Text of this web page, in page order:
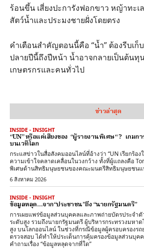
ร้อนขึ้น เสี่ยงปะการังฟอกขาว หญ้าทะเ
สัตว์น้ำและประมงชายฝั่งโดยตรง
คำเตือนสำคัญตอนนี้คือ “น้ำ” ต้องรีบเก็
ปลายปีนี้ถึงปีหน้า น้ำอาจกลายเป็นต้น
เกษตรกรและคนทั่วไป
ข่าวล่าสุด
INSIDE - INSIGHT
“UN” หรือแค่เสียงของ “ผู้รายงานพิเศษ“ ? เกม
บนเวทีโลก
กระแสข่าวในสื่อสังคมออนไลน์ที่อ้างว่า “UN เรียกร้อ
ความเข้าใจคลาดเคลื่อนในวงกว้าง ทั้งที่ผู้แถลงคือ
พิเศษด้านสิทธิมนุษยชนของคณะมนตรีสิทธิมนุษยชนแ
6 สิงหาคม 2026
INSIDE - INSIGHT
ข้อมูลหลุด…จาก“ประชาชน”ถึง “นายกรัฐมนตรี”
การเผยแพร่ข้อมูลส่วนบุคคลและภาพถ่ายบัตรประจำ
ระดับสูง รวมถึงนายกรัฐมนตรี ผู้บริหารกระทรวงมหา
สูง บนโลกออนไลน์ ในช่วงที่กรณีข้อมูลผู้ครอบครองรถ
ตรวจสอบ ได้ทำให้ประเด็นการคุ้มครองข้อมูลส่วนบุค
คำถามเรื่อง “ข้อมูลหลุดจากที่ใด”